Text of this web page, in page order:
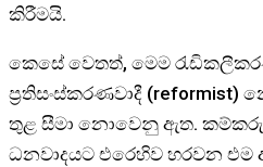
කිරීමයි.
කෙසේ වෙතත්, මෙම
ප්‍රතිසංස්කරණවාදී (reformist)
තුළ සීමා නොවෙනු ඇත.
ධනවාදයට එරෙහිව හරවන එම